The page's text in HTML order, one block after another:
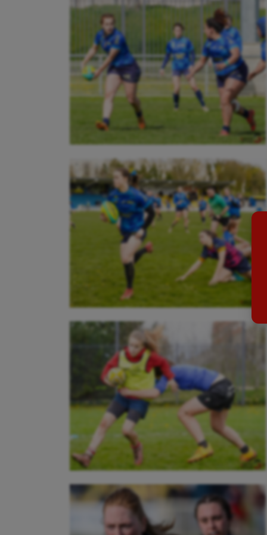
Aéronautique
Athlétisme
Auto
Aviron
Balle à la main
Ballon au poing
Baseball
Boules lyonnaises
Canoë-kayak
Cerf Volant
Cheerleading
Course à pied
Crossfit
Cyclisme
Danse
Flag
Golf